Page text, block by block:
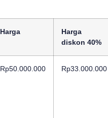
Harga
Harga
diskon 40%
Rp50.000.000 Rp33.000.000